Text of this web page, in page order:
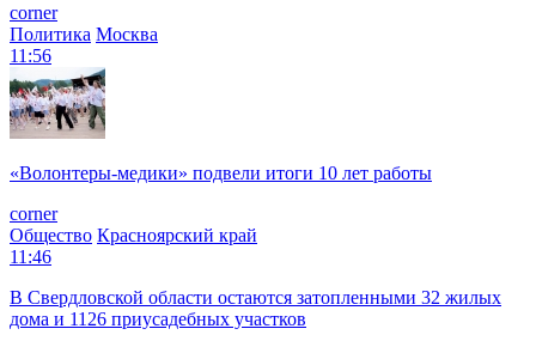
corner
Политика Москва
11:56
«Волонтеры-медики» подвели итоги 10 лет работы
corner
Общество Красноярский край
11:46
В Свердловской области остаются затопленными 32 жилых
дома и 1126 приусадебных участков